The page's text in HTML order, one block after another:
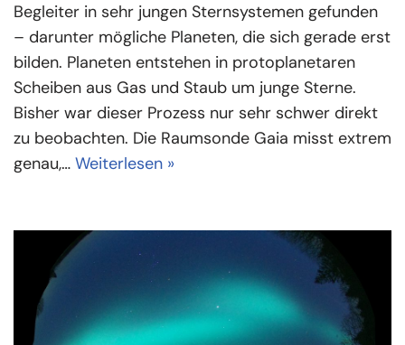
Begleiter in sehr jungen Sternsystemen gefunden
– darunter mögliche Planeten, die sich gerade erst
bilden. Planeten entstehen in protoplanetaren
Scheiben aus Gas und Staub um junge Sterne.
Bisher war dieser Prozess nur sehr schwer direkt
zu beobachten. Die Raumsonde Gaia misst extrem
genau,… Weiterlesen »